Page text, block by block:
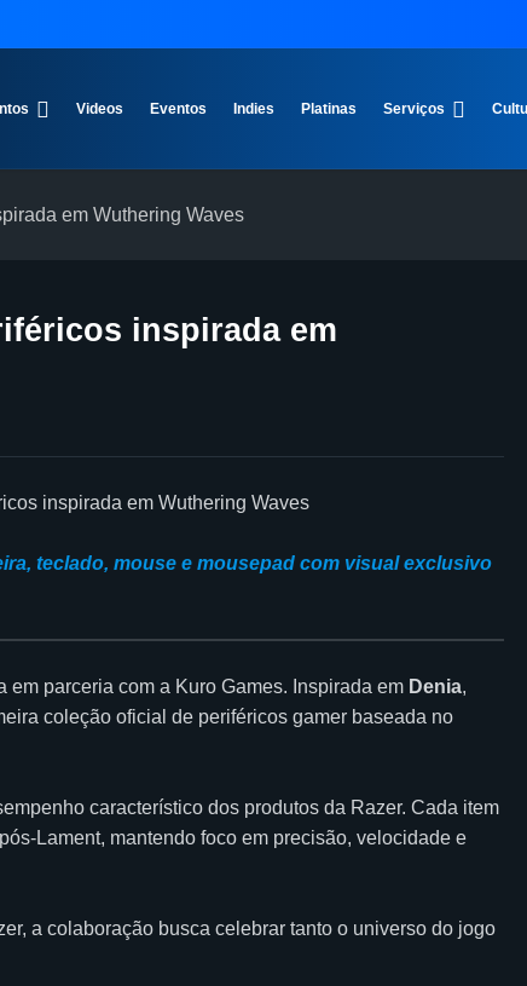
Videos Eventos Indies Platinas Serviços
em Wuthering Waves
inspirada em
teclado, mouse e mousepad com visual exclusivo
em parceria com a Kuro Games. Inspirada em Denia,
coleção oficial de periféricos gamer baseada no
característico dos produtos da Razer. Cada item
Lament, mantendo foco em precisão, velocidade e
a colaboração busca celebrar tanto o universo do jogo